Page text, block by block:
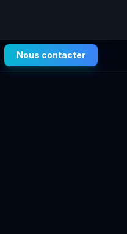
Nous contacter